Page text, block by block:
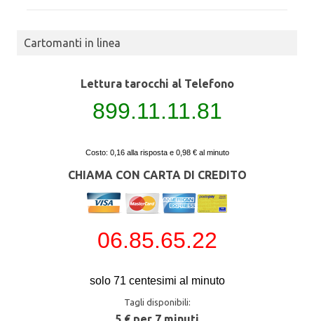
Cartomanti in linea
Lettura tarocchi al Telefono
899.11.11.81
Costo: 0,16 alla risposta e 0,98 € al minuto
CHIAMA CON CARTA DI CREDITO
06.85.65.22
solo 71 centesimi al minuto
Tagli disponibili: